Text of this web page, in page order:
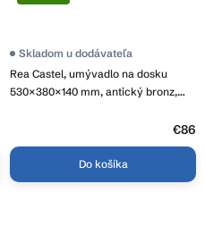
Rea Castel, umývadlo na dosku
530×380×140 mm, antický bronz,
Skladom u dodávateľa
€86
Do košíka